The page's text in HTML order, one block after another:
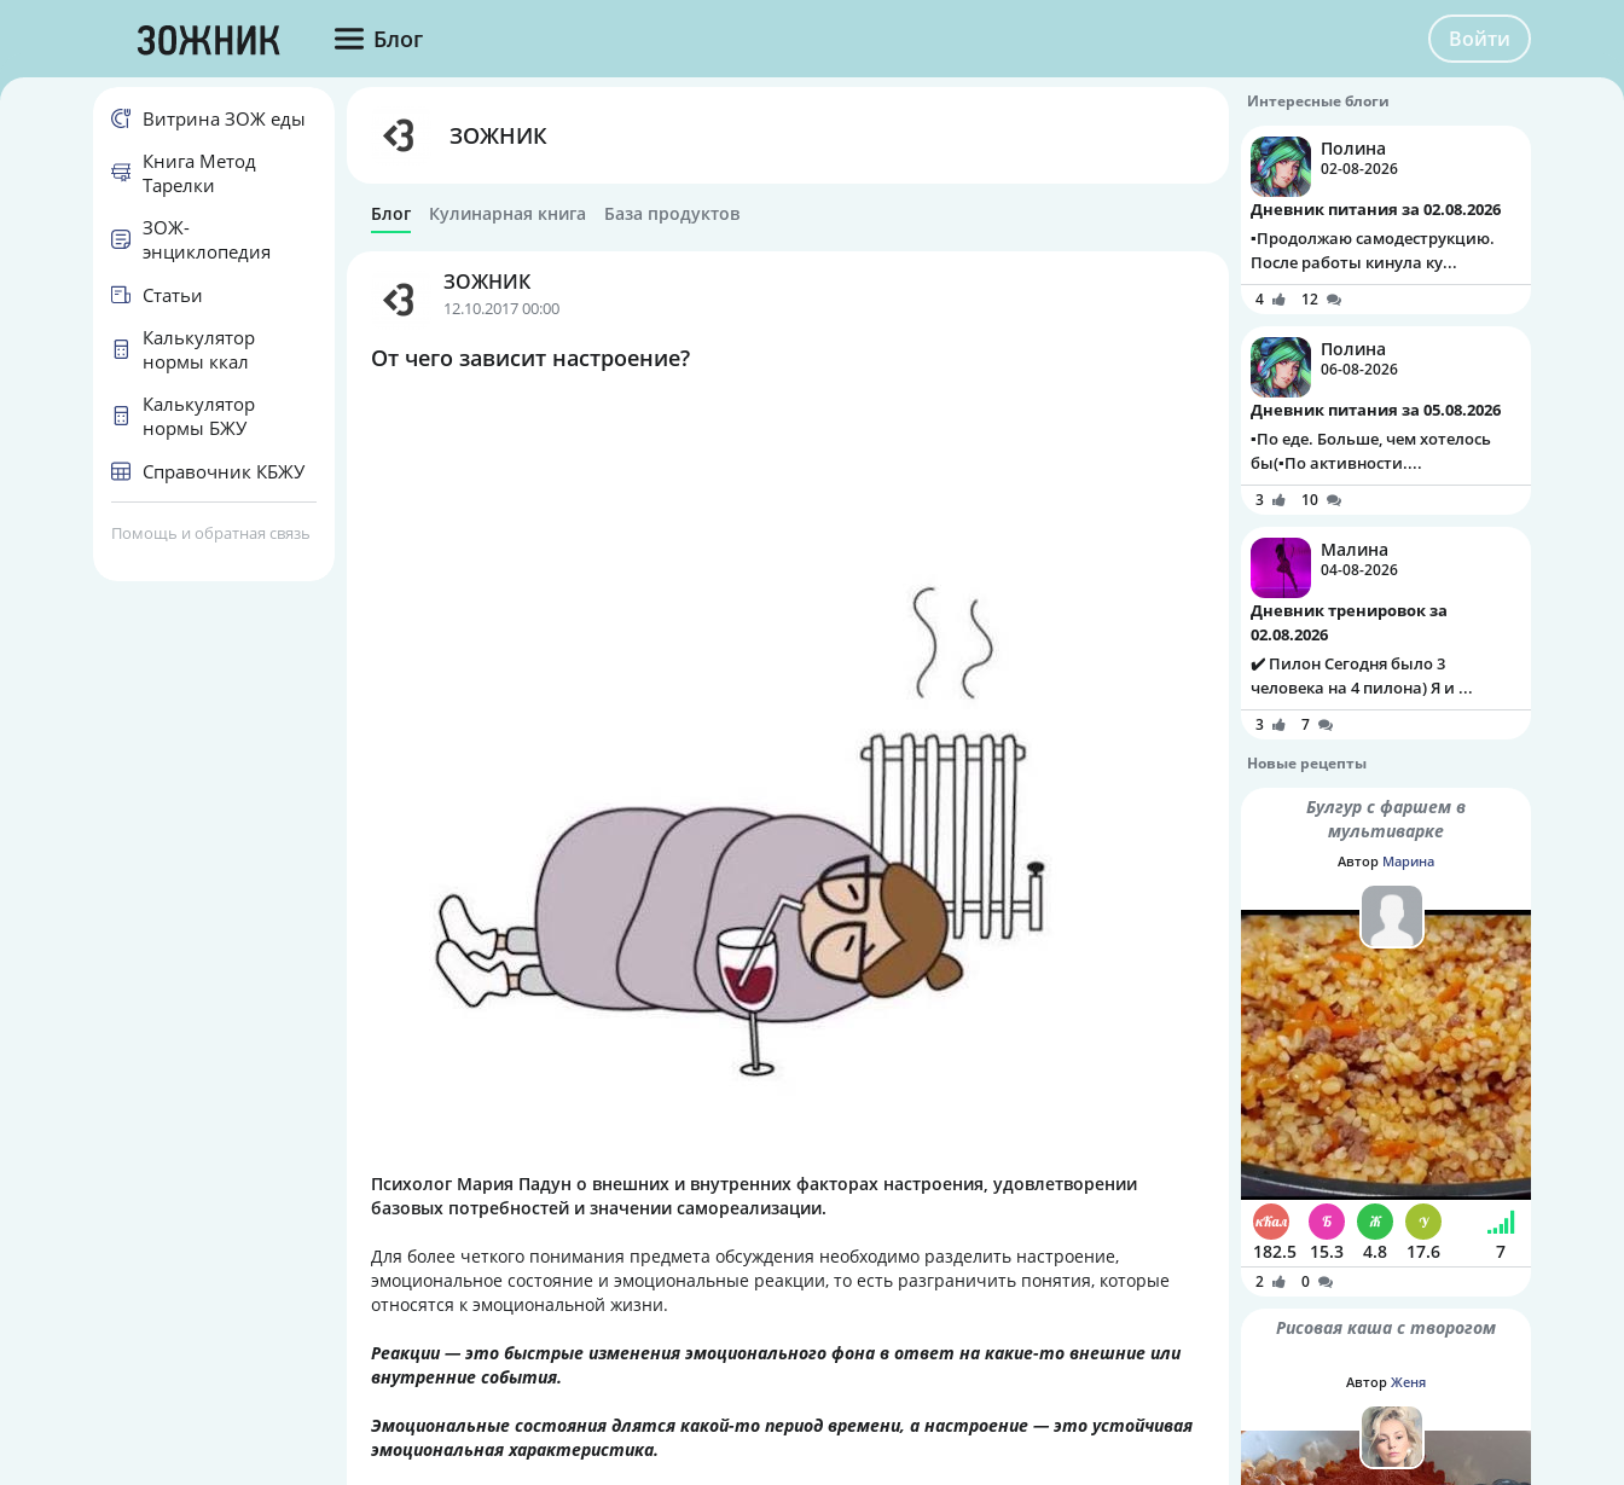
Блог Войти
ЗОЖНИК
Блог Кулинарная книга База продуктов
ЗОЖНИК
12.10.2017 00:00
От чего зависит настроение?
Психолог Мария Падун о внешних и внутренних факторах настроения, удовлетворении
базовых потребностей и значении самореализации.
Для более четкого понимания предмета обсуждения необходимо разделить настроение,
эмоциональное состояние и эмоциональные реакции, то есть разграничить понятия, которые
относятся к эмоциональной жизни.
Реакции — это быстрые изменения эмоционального фона в ответ на какие-то внешние или
внутренние события.
Эмоциональные состояния длятся какой-то период времени, а настроение — это устойчивая
эмоциональная характеристика.
Витрина ЗОЖ еды
Книга Метод
Тарелки
ЗОЖ-
энциклопедия
Статьи
Калькулятор
нормы ккал
Калькулятор
нормы БЖУ
Справочник КБЖУ
Помощь и обратная связь
Интересные блоги
Полина
02-08-2026
Дневник питания за 02.08.2026
▪️Продолжаю самодеструкцию.
После работы кинула ку...
4 12
Полина
06-08-2026
Дневник питания за 05.08.2026
▪️По еде. Больше, чем хотелось
бы(▪️По активности....
3 10
Малина
04-08-2026
Дневник тренировок за
02.08.2026
✔️ Пилон Сегодня было 3
человека на 4 пилона) Я и ...
3
7
Новые рецепты
Булгур с фаршем в
мультиварке
Автор Марина
182.5 15.3 4.8 17.6 7
2 0
Рисовая каша с творогом
Автор Женя